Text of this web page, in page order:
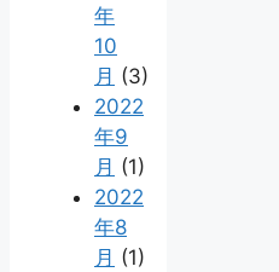
年
10
月 (3)
2022
年9
月 (1)
2022
年8
月 (1)